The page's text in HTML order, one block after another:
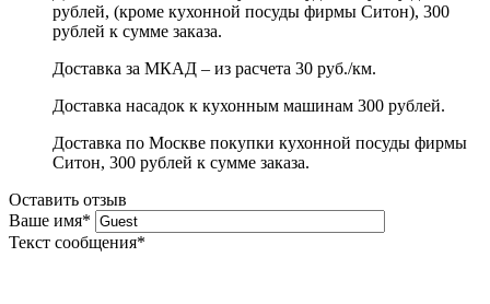
рублей, (кроме кухонной посуды фирмы Ситон), 300
рублей к сумме заказа.
Доставка за МКАД – из расчета 30 руб./км.
Доставка насадок к кухонным машинам 300 рублей.
Доставка по Москве покупки кухонной посуды фирмы
Ситон, 300 рублей к сумме заказа.
Оставить отзыв
Ваше имя*
Текст сообщения*